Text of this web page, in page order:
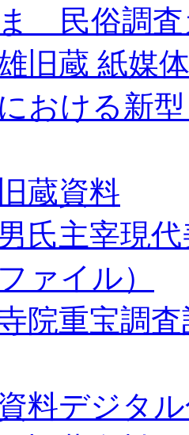
民俗調査
旧蔵 紙媒
おける新
蔵資料
氏主宰現
ァイル）
院重宝調
料デジタ